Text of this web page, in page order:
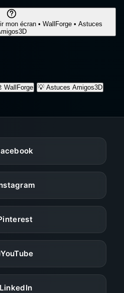
mon écran • WallForge • Astuces
WallForge 💡 Astuces Amigos3D
YouTube